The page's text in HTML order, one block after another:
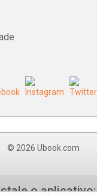
© 2026 Ubook.com
o aplicativo: